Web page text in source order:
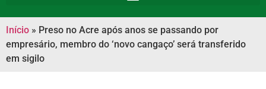
Início » Preso no Acre após anos se passando por
empresário, membro do ‘novo cangaço’ será transferido
em sigilo